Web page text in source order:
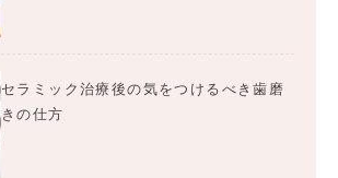
セラミック治療後の気をつけるべき歯磨
きの仕方